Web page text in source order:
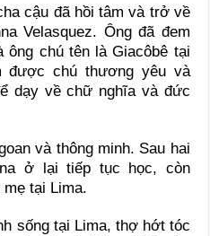
cậu đã hồi tâm và trở về
Velasquez. Ông đã đem
chú tên là Giacôbê tại
được chú thương yêu và
dạy về chữ nghĩa và đức
và thông minh. Sau hai
ở lại tiếp tục học, còn
tại Lima.
sống tại Lima, thợ hớt tóc